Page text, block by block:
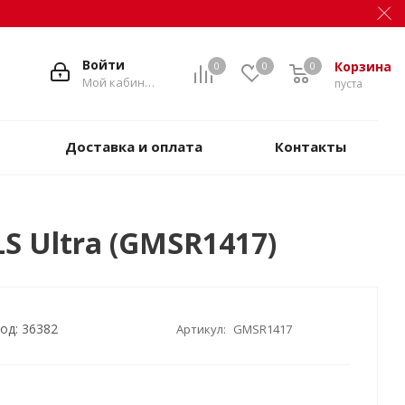
0 0 Корзина
пуста
0
Войти
Мой кабинет
Доставка и оплата Контакты
Ultra (GMSR1417)
36382 Артикул: GMSR1417